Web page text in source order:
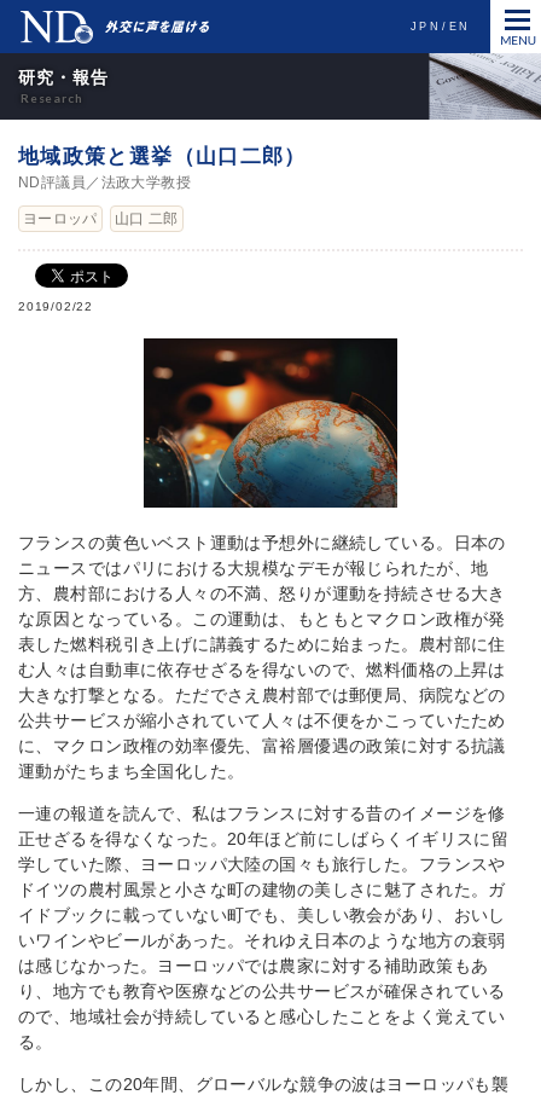
JPN EN
研究・報告
地域政策と選挙（山口二郎）
ND評議員／法政大学教授
ヨーロッパ 山口 二郎
2019/02/22
フランスの黄色いベスト運動は予想外に継続している。日本の
ニュースではパリにおける大規模なデモが報じられたが、地
方、農村部における人々の不満、怒りが運動を持続させる大き
な原因となっている。この運動は、もともとマクロン政権が発
表した燃料税引き上げに講義するために始まった。農村部に住
む人々は自動車に依存せざるを得ないので、燃料価格の上昇は
大きな打撃となる。ただでさえ農村部では郵便局、病院などの
公共サービスが縮小されていて人々は不便をかこっていたため
に、マクロン政権の効率優先、富裕層優遇の政策に対する抗議
運動がたちまち全国化した。
一連の報道を読んで、私はフランスに対する昔のイメージを修
正せざるを得なくなった。20年ほど前にしばらくイギリスに留
学していた際、ヨーロッパ大陸の国々も旅行した。フランスや
ドイツの農村風景と小さな町の建物の美しさに魅了された。ガ
イドブックに載っていない町でも、美しい教会があり、おいし
いワインやビールがあった。それゆえ日本のような地方の衰弱
は感じなかった。ヨーロッパでは農家に対する補助政策もあ
り、地方でも教育や医療などの公共サービスが確保されている
ので、地域社会が持続していると感心したことをよく覚えてい
る。
しかし、この20年間、グローバルな競争の波はヨーロッパも襲